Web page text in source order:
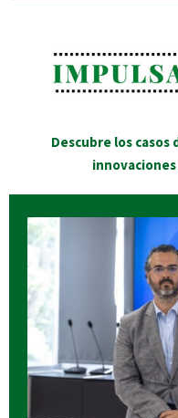
Descubre los casos